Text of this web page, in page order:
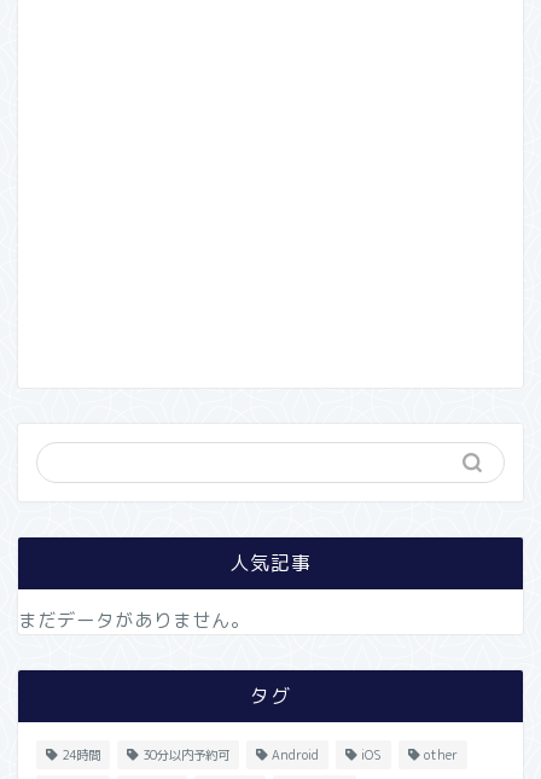
人気記事
まだデータがありません。
タグ
24時間 30分以内予約可 Android iOS other